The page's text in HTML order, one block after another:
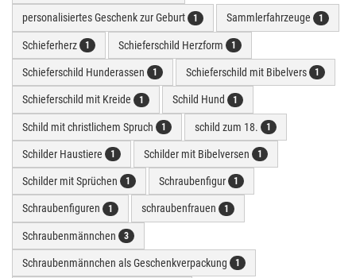
personalisiertes Geschenk zur Geburt 1 Sammlerfahrzeuge 1
Schieferherz 1 Schieferschild Herzform 1
Schieferschild Hunderassen 1 Schieferschild mit Bibelvers 1
Schieferschild mit Kreide 1 Schild Hund 1
Schild mit christlichem Spruch 1 schild zum 18. 1
Schilder Haustiere 1 Schilder mit Bibelversen 1
Schilder mit Sprüchen 1 Schraubenfigur 1
Schraubenfiguren 1 schraubenfrauen 1
Schraubenmännchen 3
Schraubenmännchen als Geschenkverpackung 1